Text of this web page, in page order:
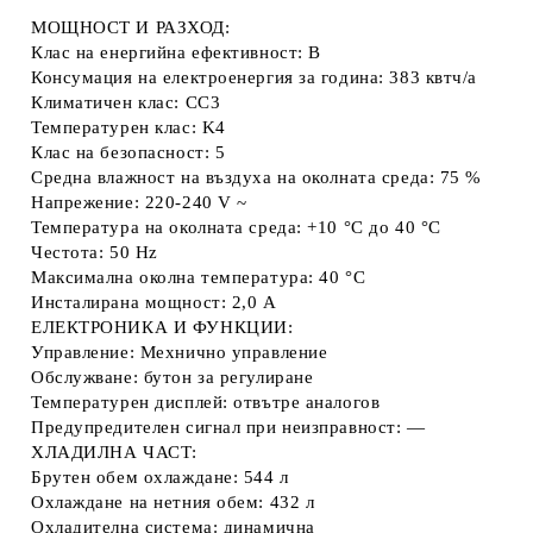
МОЩНОСТ И РАЗХОД:
Клас на енергийна ефективност: B
Консумация на електроенергия за година: 383 квтч/a
Климатичен клас: CC3
Температурен клас: K4
Клас на безопасност: 5
Средна влажност на въздуха на околната среда: 75 %
Напрежение: 220-240 V ~
Температура на околната среда: +10 °C до 40 °C
Честота: 50 Hz
Максимална околна температура: 40 °C
Инсталирана мощност: 2,0 A
ЕЛЕКТРОНИКА И ФУНКЦИИ:
Управление: Мехнично управление
Обслужване: бутон за регулиране
Температурен дисплей: отвътре аналогов
Предупредителен сигнал при неизправност: —
ХЛАДИЛНА ЧАСТ:
Брутен обем охлаждане: 544 л
Охлаждане на нетния обем: 432 л
Охладителна система: динамична